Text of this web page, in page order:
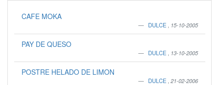
CAFE MOKA
DULCE 15-10-2005
PAY DE QUESO
DULCE 13-10-2005
POSTRE HELADO DE LIMON
DULCE 21-02-2006